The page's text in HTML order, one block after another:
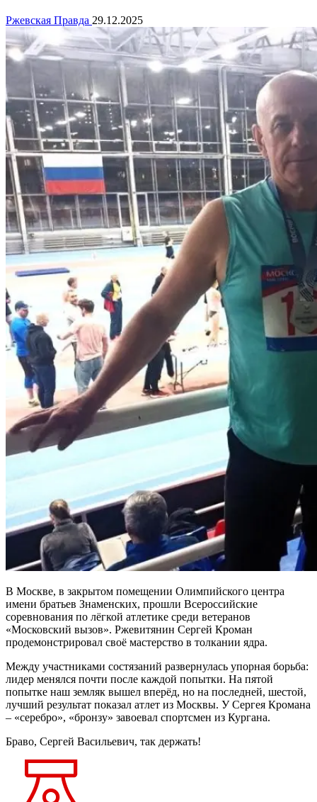
Ржевская Правда 29.12.2025
В Москве, в закрытом помещении Олимпийского центра
имени братьев Знаменских, прошли Всероссийские
соревнования по лёгкой атлетике среди ветеранов
«Московский вызов». Ржевитянин Сергей Кроман
продемонстрировал своё мастерство в толкании ядра.
Между участниками состязаний развернулась упорная борьба:
лидер менялся почти после каждой попытки. На пятой
попытке наш земляк вышел вперёд, но на последней, шестой,
лучший результат показал атлет из Москвы. У Сергея Кромана
– «серебро», «бронзу» завоевал спортсмен из Кургана.
Браво, Сергей Васильевич, так держать!